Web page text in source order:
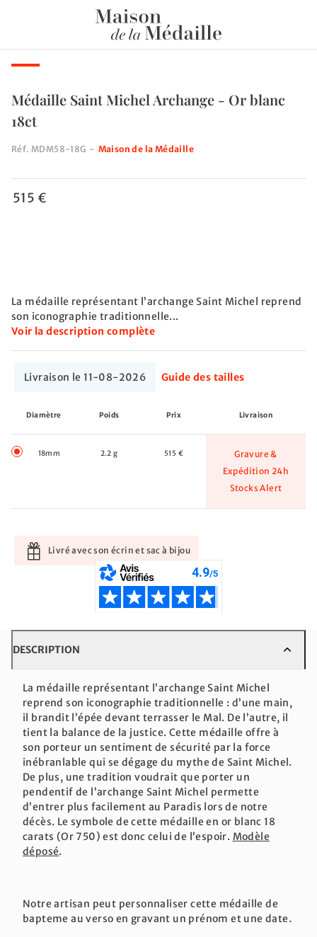
Médaille Saint Michel Archange - Or blanc
18ct
Réf. MDM58-18G - Maison de la Médaille
515 €
La médaille représentant l’archange Saint Michel reprend
son iconographie traditionnelle...
Voir la description complète
Livraison le 11-08-2026 Guide des tailles
Diamètre Poids Prix Livraison
18mm 2.2 g 515 €
Gravure &
Expédition 24h
Stocks Alert
Livré avec son écrin et sac à bijou
DESCRIPTION
La médaille représentant l’archange Saint Michel
reprend son iconographie traditionnelle : d’une main,
il brandit l’épée devant terrasser le Mal. De l’autre, il
tient la balance de la justice. Cette médaille offre à
son porteur un sentiment de sécurité par la force
inébranlable qui se dégage du mythe de Saint Michel.
De plus, une tradition voudrait que porter un
pendentif de l’archange Saint Michel permette
d’entrer plus facilement au Paradis lors de notre
décès. Le symbole de cette médaille en or blanc 18
carats (Or 750) est donc celui de l’espoir. Modèle
déposé.
Notre artisan peut personnaliser cette médaille de
bapteme au verso en gravant un prénom et une date.